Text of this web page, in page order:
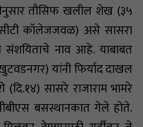
तौसिफ खलील शेख (३५
कॉलेजजवळ) असे सासरा
संशयिताचे नाव आहे. याबाबत
यांनी फिर्याद दाखल
सासरे राजाराम भामरे
बसस्थानकात गेले होते.